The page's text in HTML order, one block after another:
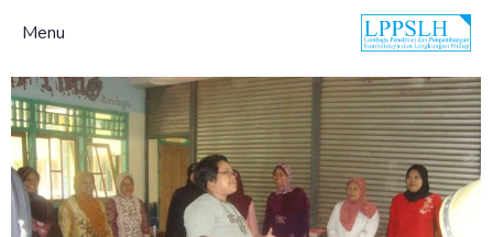
Menu